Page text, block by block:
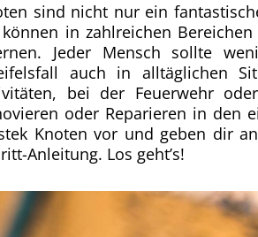
sind nicht nur ein
können in zahlreichen
Jeder Mensch sollte
auch in alltäglichen
bei der Feuerwehr
oder Reparieren in den
Knoten vor und geben dir
Anleitung. Los geht’s!